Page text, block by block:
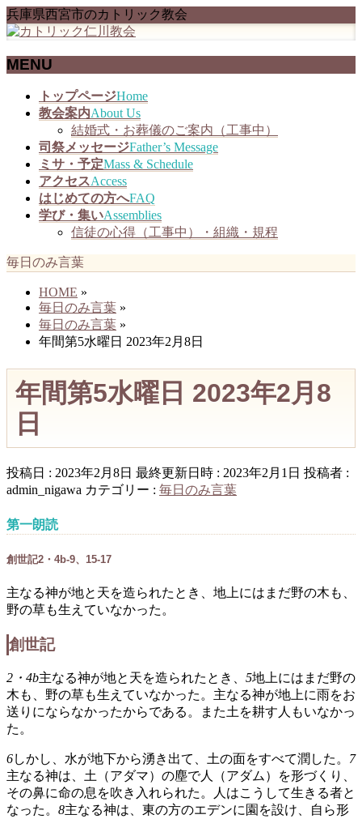
兵庫県西宮市のカトリック教会
MENU
トップページHome
教会案内About Us
結婚式・お葬儀のご案内（工事中）
司祭メッセージFather’s Message
ミサ・予定Mass & Schedule
アクセスAccess
はじめての方へFAQ
学び・集いAssemblies
信徒の心得（工事中）・組織・規程
毎日のみ言葉
HOME »
毎日のみ言葉 »
毎日のみ言葉 »
年間第5水曜日 2023年2月8日
年間第5水曜日 2023年2月8
日
投稿日 : 2023年2月8日 最終更新日時 : 2023年2月1日 投稿者 :
admin_nigawa カテゴリー : 毎日のみ言葉
第一朗読
創世記2・4b-9、15-17
主なる神が地と天を造られたとき、地上にはまだ野の木も、
野の草も生えていなかった。
創世記
2・4b主なる神が地と天を造られたとき、 5地上にはまだ野の
木も、野の草も生えていなかった。主なる神が地上に雨をお
送りにならなかったからである。また土を耕す人もいなかっ
た。
6しかし、水が地下から湧き出て、土の面をすべて潤した。 7
主なる神は、土（アダマ）の塵で人（アダム）を形づくり、
その鼻に命の息を吹き入れられた。人はこうして生きる者と
なった。 8主なる神は、東の方のエデンに園を設け、自ら形